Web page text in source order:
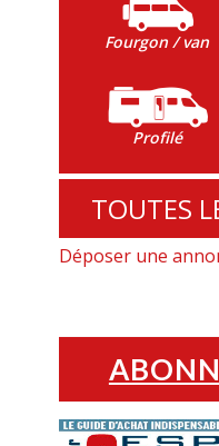
Fourgon / van
Profilé
TOUTES
Déposer une